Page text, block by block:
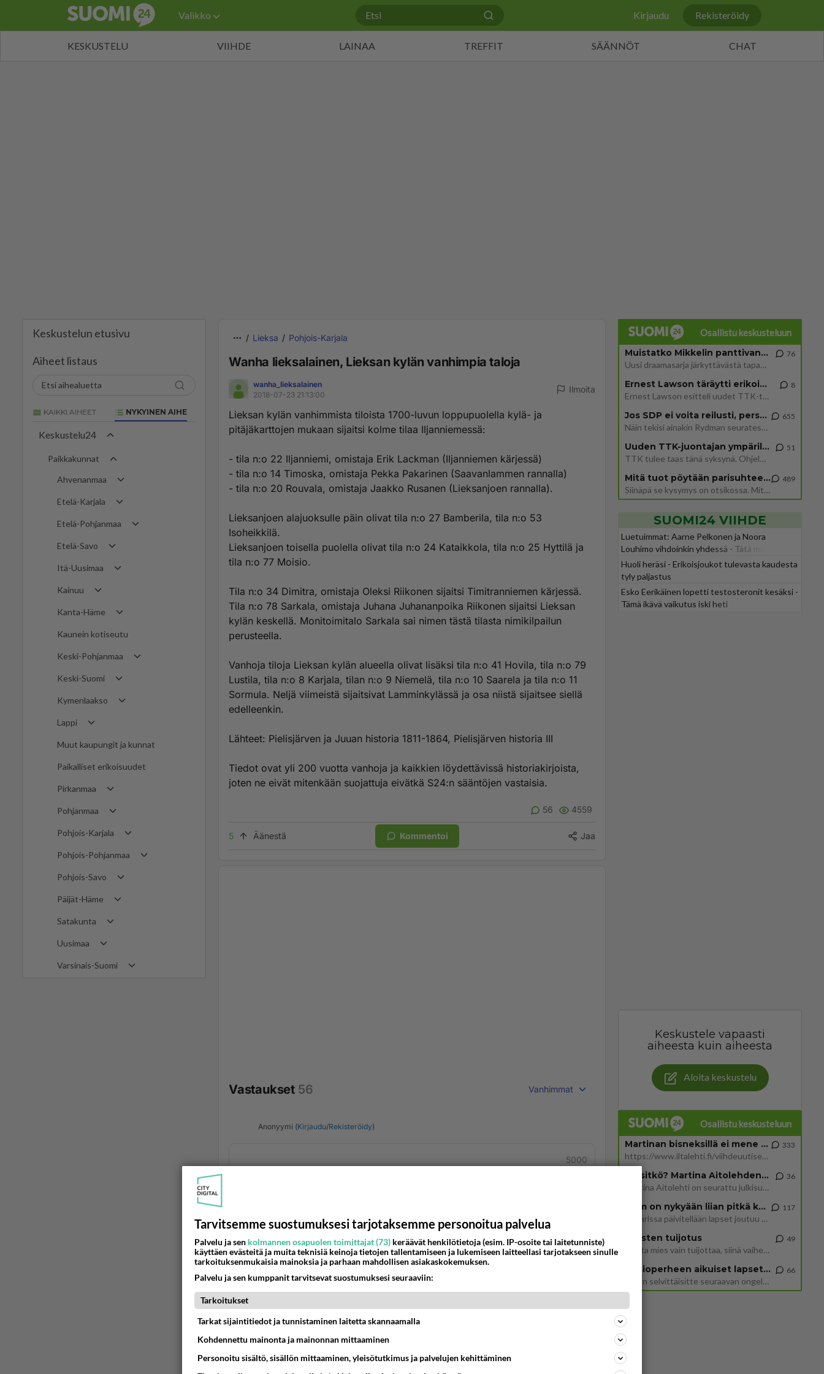
Valikko Kirjaudu Rekisteröidy
KESKUSTELU VIIHDE LAINAA TREFFIT SÄÄNNÖT CHAT
Keskustelun etusivu
Aiheet listaus
KAIKKI AIHEET NYKYINEN AIHE
Keskustelu24
Paikkakunnat
Ahvenanmaa
Etelä-Karjala
Etelä-Pohjanmaa
Etelä-Savo
Itä-Uusimaa
Kainuu
Kanta-Häme
Kaunein kotiseutu
Keski-Pohjanmaa
Keski-Suomi
Kymenlaakso
Lappi
Muut kaupungit ja kunnat
Paikalliset erikoisuudet
Pirkanmaa
Pohjanmaa
Pohjois-Karjala
Pohjois-Pohjanmaa
Pohjois-Savo
Päijät-Häme
Satakunta
Uusimaa
Varsinais-Suomi
Lieksa Pohjois-Karjala
Wanha lieksalainen, Lieksan kylän vanhimpia taloja
wanha_lieksalainen
2018-07-23 21:13:00
Ilmoita
Lieksan kylän vanhimmista tiloista 1700-luvun loppupuolella kylä- ja
pitäjäkarttojen mukaan sijaitsi kolme tilaa Iljanniemessä:
- tila n:o 22 Iljanniemi, omistaja Erik Lackman (Iljanniemen kärjessä)
- tila n:o 14 Timoska, omistaja Pekka Pakarinen (Saavanlammen rannalla)
- tila n:o 20 Rouvala, omistaja Jaakko Rusanen (Lieksanjoen rannalla).
Lieksanjoen alajuoksulle päin olivat tila n:o 27 Bamberila, tila n:o 53
Isoheikkilä.
Lieksanjoen toisella puolella olivat tila n:o 24 Kataikkola, tila n:o 25 Hyttilä ja
tila n:o 77 Moisio.
Tila n:o 34 Dimitra, omistaja Oleksi Riikonen sijaitsi Timitranniemen kärjessä.
Tila n:o 78 Sarkala, omistaja Juhana Juhananpoika Riikonen sijaitsi Lieksan
kylän keskellä. Monitoimitalo Sarkala sai nimen tästä tilasta nimikilpailun
perusteella.
Vanhoja tiloja Lieksan kylän alueella olivat lisäksi tila n:o 41 Hovila, tila n:o 79
Lustila, tila n:o 8 Karjala, tilan n:o 9 Niemelä, tila n:o 10 Saarela ja tila n:o 11
Sormula. Neljä viimeistä sijaitsivat Lamminkylässä ja osa niistä sijaitsee siellä
edelleenkin.
Lähteet: Pielisjärven ja Juuan historia 1811-1864, Pielisjärven historia III
Tiedot ovat yli 200 vuotta vanhoja ja kaikkien löydettävissä historiakirjoista,
joten ne eivät mitenkään suojattuja eivätkä S24:n sääntöjen vastaisia.
56 4559
5 Äänestä Kommentoi Jaa
Vastaukset 56 Vanhimmat
Anonyymi (Kirjaudu/Rekisteröidy)
5000
Lähetä
ruskisoldat
2018-07-23 21:27:56
Sarkkilan Hovin historiasta löytyykö Wanhan arkistoista mitään? Sikäli jos
tämä aloitus saa jäädä.
Osallistu keskusteluun
Muistatko Mikkelin panttivankidraaman?
Uusi draamasarja järkyttävästä tapauksesta on tulossa. Tositapahtumiin perustuva sarja ammentaa vuoden 1986 Mikkelin pan
76
Ernest Lawson täräytti erikoisen heiton TTK-lehdistötilaisuudessa: " Onko tässä tarkoituksena...?"
Ernest Lawson esitteli uudet TTK-tähtioppilaat ja opettajat torstaina 6.8. lehdistölle. Tulevalla kaudella on yksi hausk
8
Jos SDP ei voita reilusti, persut kumoavat demokratian Suomesta
Näin tekisi ainakin Rydman seuratessaan idolinsa Trumpin mallia https://www.is.fi/politiikka/art-2000012187244.html
655
Uuden TTK-juontajan ympärillä epätietoisuus sakenee - Nyt MTV hämmentää soppaa
TTK tulee taas tänä syksynä. Ohjelman uudet tähtioppilaat julkistetaan torstaina 6. elokuuta klo 14 alkavassa lehdistö
51
Mitä tuot pöytään parisuhteessa?
Siinäpä se kysymys on otsikossa. Mitäpä siis tuot/toisit pöytään parisuhteessa? Oletko mies vai nainen? Koetko sen mitä
489
SUOMI24 VIIHDE
Luetuimmat: Aarne Pelkonen ja Noora
Louhimo vihdoinkin yhdessä - Tätä moni jo
odotti
Huoli heräsi - Erikoisjoukot tulevasta kaudesta
tyly paljastus
Esko Eerikäinen lopetti testosteronit kesäksi -
Tämä ikävä vaikutus iski heti
Keskustele vapaasti
aiheesta kuin aiheesta
Aloita keskustelu
Osallistu keskusteluun
Martinan bisneksillä ei mene hyvin
https://www.iltalehti.fi/viihdeuutiset/a/c46da6ab-340f-4790-aaa7-0865eed2336 Yrityksen konkurssihakemus on tullut kärä
333
Tiesitkö? Martina Aitolehden isäpuoli on tämä suosittu laulaja
Martina Aitolehti on seurattu julkisuuden henkilö. Lähipiiriin mahtuu muitakin tunnettuja henkilöitä. Tiesitkö, että Ma
36
2 km on nykyään liian pitkä koulumatka
Hesarissa päivitellään lapset joutuu nyt kulkemaan 2 km kouluun jösses. Ruostefillarilla tuo matka menee vaikka miten äk
117
Miesten tuijotus
Mutta mies vain tuijottaa, siinä vaiheessa käännän itse pään pois. Mikä juttu? Yleensä jos joku tuijottaa tai katsoo, hä
49
Uusioperheen aikuiset lapset tyhjentää jääkaapin käydessään
Miten selvittäisitte seuraavan ongelman, meillä on uusioperhe, minulla teini-ikäiset lapset ja puolisolla aikuiset, jotk
66
Tarvitsemme suostumuksesi tarjotaksemme personoitua palvelua
Palvelu ja sen kolmannen osapuolen toimittajat (73) keräävät henkilötietoja (esim. IP-osoite tai laitetunniste)
käyttäen evästeitä ja muita teknisiä keinoja tietojen tallentamiseen ja lukemiseen laitteellasi tarjotakseen sinulle
tarkoituksenmukaisia mainoksia ja parhaan mahdollisen asiakaskokemuksen.
Palvelu ja sen kumppanit tarvitsevat suostumuksesi seuraaviin:
Tarkoitukset
Tarkat sijaintitiedot ja tunnistaminen laitetta skannaamalla
Kohdennettu mainonta ja mainonnan mittaaminen
Personoitu sisältö, sisällön mittaaminen, yleisötutkimus ja palvelujen kehittäminen